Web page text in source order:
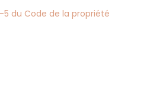
5 du Code de la propriété